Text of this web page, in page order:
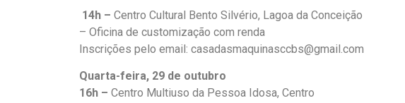
14h – Centro Cultural Bento Silvério, Lagoa da Conceição
– Oficina de customização com renda
Inscrições pelo email: casadasmaquinasccbs@gmail.com
Quarta-feira, 29 de outubro
16h – Centro Multiuso da Pessoa Idosa, Centro